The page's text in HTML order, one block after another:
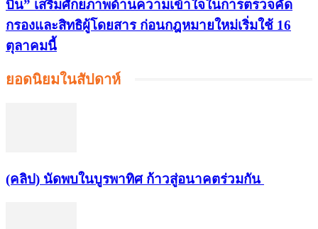
บิน” เสริมศักยภาพด้านความเข้าใจในการตรวจคัด
กรองและสิทธิผู้โดยสาร ก่อนกฎหมายใหม่เริ่มใช้ 16
ตุลาคมนี้
ยอดนิยมในสัปดาห์
(คลิป) นัดพบในบูรพาทิศ ก้าวสู่อนาคตร่วมกัน